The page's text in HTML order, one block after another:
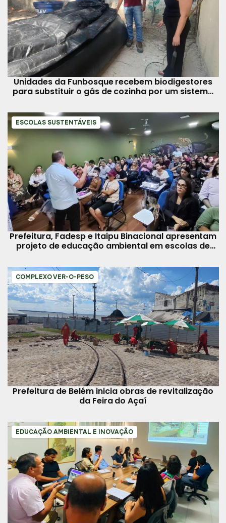
Unidades da Funbosque recebem biodigestores
para substituir o gás de cozinha por um sistema
ESCOLAS SUSTENTÁVEIS
Prefeitura, Fadesp e Itaipu Binacional apresentam
projeto de educação ambiental em escolas de
COMPLEXO VER-O-PESO
Prefeitura de Belém inicia obras de revitalização
da Feira do Açaí
EDUCAÇÃO AMBIENTAL E INOVAÇÃO